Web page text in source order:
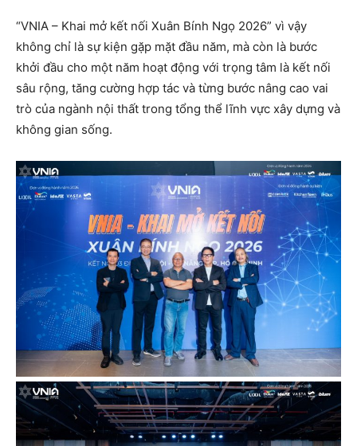
“VNIA – Khai mở kết nối Xuân Bính Ngọ 2026” vì vậy
không chỉ là sự kiện gặp mặt đầu năm, mà còn là bước
khởi đầu cho một năm hoạt động với trọng tâm là kết nối
sâu rộng, tăng cường hợp tác và từng bước nâng cao vai
trò của ngành nội thất trong tổng thể lĩnh vực xây dựng và
không gian sống.